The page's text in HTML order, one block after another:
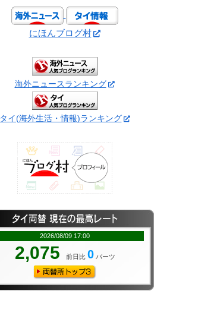
にほんブログ村
海外ニュースランキング
タイ(海外生活・情報)ランキング